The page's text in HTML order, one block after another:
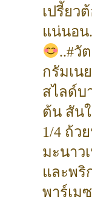
เปรี้ยว
แน่นอน
..#วั
กรัมเน
สไลด์บ
ต้น สัน
1/4 ถ้ว
มะนาว
และพริ
พาร์เม